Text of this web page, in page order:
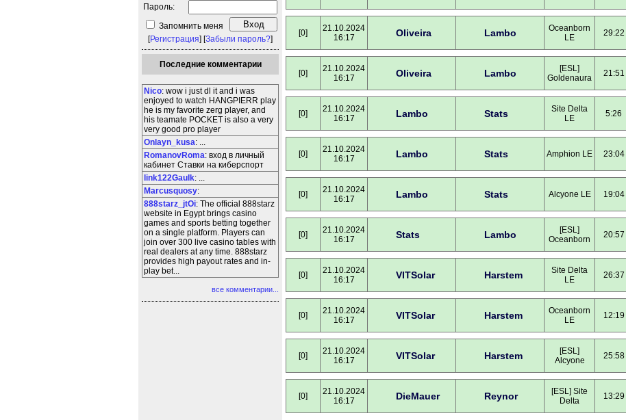
Пароль:
Запомнить меня
[Регистрация] [Забыли пароль?]
Последние комментарии
Nico: wow i just dl it and i was
enjoyed to watch HANGPIERR play
he is my favorite zerg player, and
his teamate POCKET is also a very
very good pro player
Onlayn_kusa: ...
RomanovRoma: вход в личный
кабинет Ставки на киберспорт
link122Gaulk: ...
Marcusquosy:
888starz_jtOi: The official 888starz
website in Egypt brings casino
games and sports betting together
on a single platform. Players can
join over 300 live casino tables with
real dealers at any time. 888starz
provides high payout rates and in-
play bet...
все комментарии...
[0]
21.10.2024
16:17
Oliveira Lambo
Oceanborn
LE
29:22
[0]
21.10.2024
16:17
Oliveira Lambo
[ESL]
Goldenaura
21:51
[0]
21.10.2024
16:17
Lambo Stats
Site Delta
LE
5:26
[0]
21.10.2024
16:17
Lambo Stats Amphion LE 23:04
[0]
21.10.2024
16:17
Lambo Stats Alcyone LE 19:04
[0]
21.10.2024
16:17
Stats Lambo
[ESL]
Oceanborn
20:57
[0]
21.10.2024
16:17
VITSolar Harstem
Site Delta
LE
26:37
[0]
21.10.2024
16:17
VITSolar Harstem
Oceanborn
LE
12:19
[0]
21.10.2024
16:17
VITSolar Harstem
[ESL]
Alcyone
25:58
[0]
21.10.2024
16:17
DieMauer Reynor
[ESL] Site
Delta
13:29